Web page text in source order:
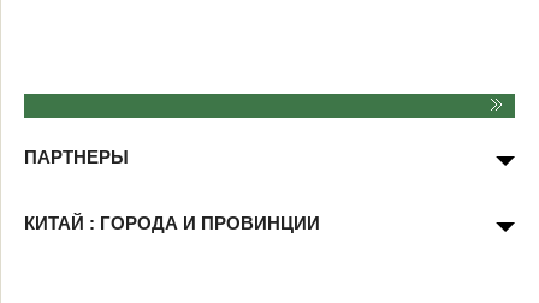
ПАРТНЕРЫ
КИТАЙ : ГОРОДА И ПРОВИНЦИИ